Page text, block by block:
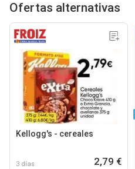
Ofertas alternativas
Kellogg's - cereales
3 días 2,79 €